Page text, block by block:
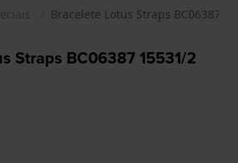
Bracelete Lotus Straps BC06387
Straps BC06387 15531/2